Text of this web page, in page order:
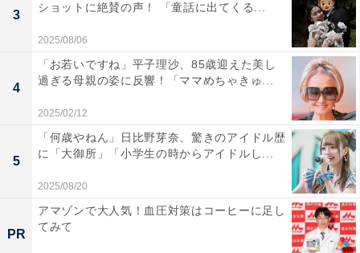
3
ショットに絶賛の声！ 「童話に出てくる...
2025/08/06
4
「お若いですね」平子理沙、85歳迎えた美し
過ぎる母親の姿に反響！「ママめちゃきゅ...
2025/02/12
5
「何歳やねん」日比野芽奈、驚きのアイドル歴
に「大御所」「小学生の時からアイドルし...
2025/08/20
PR
アマゾンで大人気！血圧対策はコーヒーに足し
てみて